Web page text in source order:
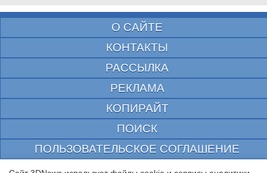
О САЙТЕ
КОНТАКТЫ
РАССЫЛКА
РЕКЛАМА
КОПИРАЙТ
ПОИСК
ПОЛЬЗОВАТЕЛЬСКОЕ СОГЛАШЕНИЕ